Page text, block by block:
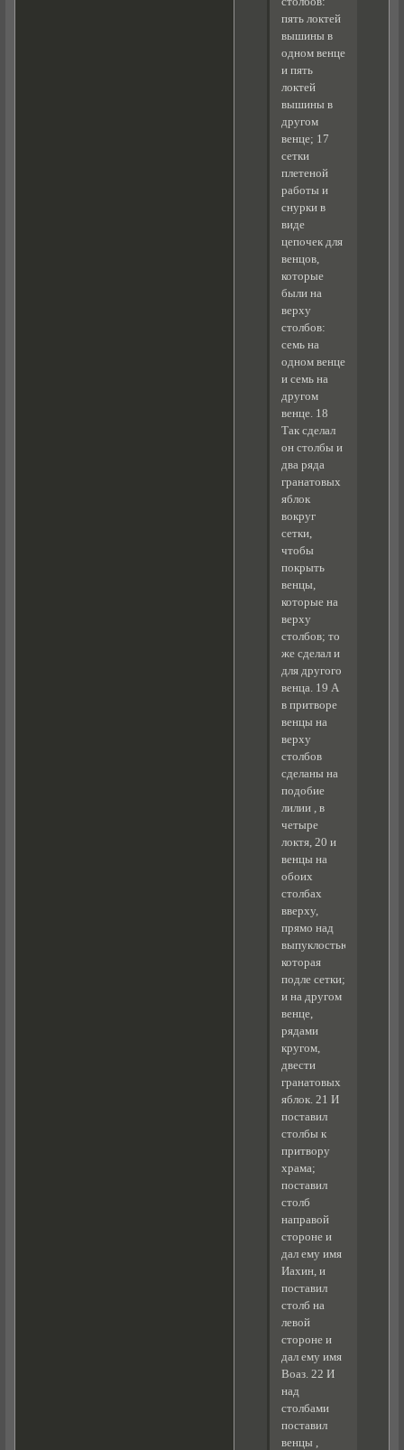
пять локтей
вышины в
одном венце
и пять
локтей
вышины в
другом
венце; 17
сетки
плетеной
работы и
снурки в
виде
цепочек для
венцов,
которые
были на
верху
столбов:
семь на
одном венце
и семь на
другом
венце. 18
Так сделал
он столбы и
два ряда
гранатовых
яблок
вокруг
сетки,
чтобы
покрыть
венцы,
которые на
верху
столбов; то
же сделал и
для другого
венца. 19 А
в притворе
венцы на
верху
столбов
сделаны на
подобие
лилии , в
четыре
локтя, 20 и
венцы на
обоих
столбах
вверху,
прямо над
выпуклостью,
которая
подле сетки;
и на другом
венце,
рядами
кругом,
двести
гранатовых
яблок. 21 И
поставил
столбы к
притвору
храма;
поставил
столб
направой
стороне и
дал ему имя
Иахин, и
поставил
столб на
левой
стороне и
дал ему имя
Воаз. 22 И
над
столбами
поставил
венцы ,